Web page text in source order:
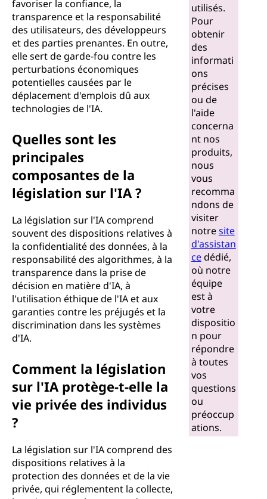
favoriser la confiance, la
transparence et la responsabilité
des utilisateurs, des développeurs
et des parties prenantes. En outre,
elle sert de garde-fou contre les
perturbations économiques
potentielles causées par le
déplacement d'emplois dû aux
technologies de l'IA.
Quelles sont les
principales
composantes de la
législation sur l'IA ?
La législation sur l'IA comprend
souvent des dispositions relatives à
la confidentialité des données, à la
responsabilité des algorithmes, à la
transparence dans la prise de
décision en matière d'IA, à
l'utilisation éthique de l'IA et aux
garanties contre les préjugés et la
discrimination dans les systèmes
d'IA.
Comment la législation
sur l'IA protège-t-elle la
vie privée des individus
?
La législation sur l'IA comprend des
dispositions relatives à la
protection des données et de la vie
privée, qui réglementent la collecte,
utilisés.
Pour
obtenir
des
informati
ons
précises
ou de
l'aide
concerna
nt nos
produits,
nous
vous
recomma
ndons de
visiter
notresite
d'assistan
cedédié,
où notre
équipe
est à
votre
dispositio
n pour
répondre
à toutes
vos
questions
ou
préoccup
ations.